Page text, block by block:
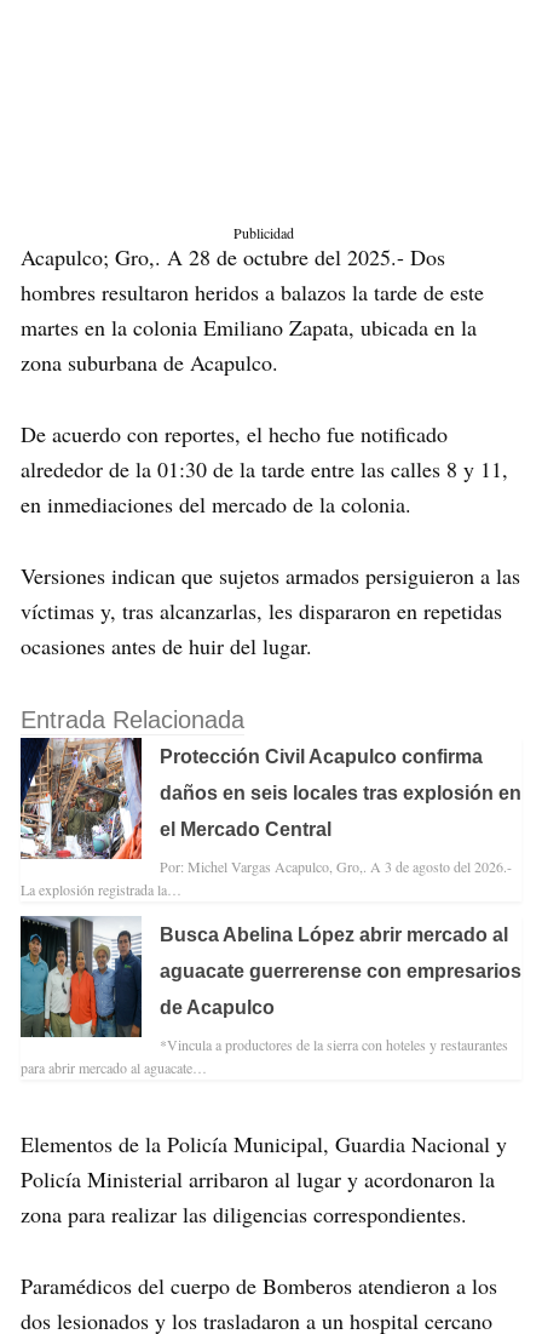
Publicidad
Acapulco; Gro,. A 28 de octubre del 2025.- Dos
hombres resultaron heridos a balazos la tarde de este
martes en la colonia Emiliano Zapata, ubicada en la
zona suburbana de Acapulco.
De acuerdo con reportes, el hecho fue notificado
alrededor de la 01:30 de la tarde entre las calles 8 y 11,
en inmediaciones del mercado de la colonia.
Versiones indican que sujetos armados persiguieron a las
víctimas y, tras alcanzarlas, les dispararon en repetidas
ocasiones antes de huir del lugar.
Entrada Relacionada
Protección Civil Acapulco confirma
daños en seis locales tras explosión en
el Mercado Central
Por: Michel Vargas Acapulco, Gro,. A 3 de agosto del 2026.-
La explosión registrada la…
Busca Abelina López abrir mercado al
aguacate guerrerense con empresarios
de Acapulco
*Vincula a productores de la sierra con hoteles y restaurantes
para abrir mercado al aguacate…
Elementos de la Policía Municipal, Guardia Nacional y
Policía Ministerial arribaron al lugar y acordonaron la
zona para realizar las diligencias correspondientes.
Paramédicos del cuerpo de Bomberos atendieron a los
dos lesionados y los trasladaron a un hospital cercano